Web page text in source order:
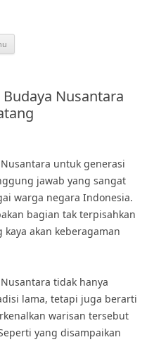
Nusantara
untuk generasi
jawab yang sangat
warga negara Indonesia.
bagian tak terpisahkan
akan keberagaman
tidak hanya
lama, tetapi juga berarti
warisan tersebut
yang disampaikan